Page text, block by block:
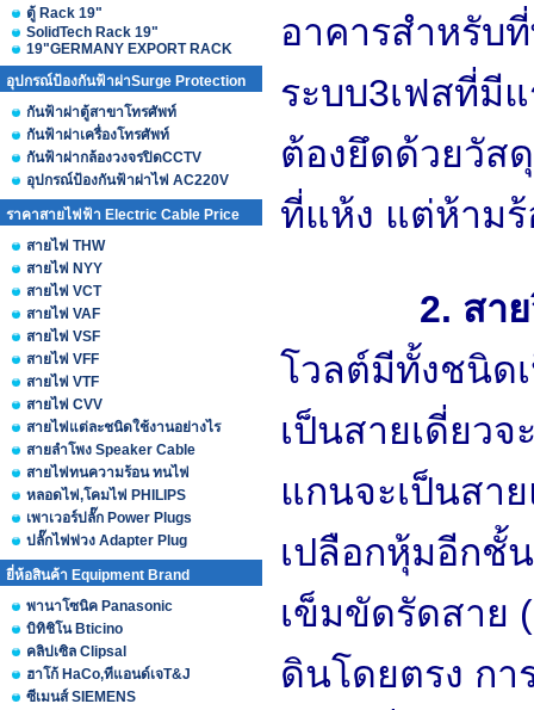
ตู้ Rack 19"
SolidTech Rack 19"
19"GERMANY EXPORT RACK
อุปกรณ์ป้องกันฟ้าผ่าSurge Protection
กันฟ้าผ่าตู้สาขาโทรศัพท์
กันฟ้าผ่าเครื่องโทรศัพท์
กันฟ้าผ่ากล้องวงจรปิดCCTV
อุปกรณ์ป้องกันฟ้าผ่าไฟ AC220V
ราคาสายไฟฟ้า Electric Cable Price
สายไฟ THW
สายไฟ NYY
สายไฟ VCT
สายไฟ VAF
สายไฟ VSF
สายไฟ VFF
สายไฟ VTF
สายไฟ CVV
สายไฟแต่ละชนิดใช้งานอย่างไร
สายลำโพง Speaker Cable
สายไฟทนความร้อน ทนไฟ
หลอดไฟ,โคมไฟ PHILIPS
เพาเวอร์ปลั๊ก Power Plugs
ปลั๊กไฟพ่วง Adapter Plug
ยี่ห้อสินค้า Equipment Brand
พานาโซนิค Panasonic
บิทิชิโน Bticino
คลิปเซิล Clipsal
ฮาโก้ HaCo,ทีแอนด์เจT&J
ซีเมนส์ SIEMENS
อาคารสำหรับ
ระบบ3เฟสที่มี
ต้องยึดด้วยวัส
ที่แห้ง แต่ห้าม
2. สา
โวลต์มีทั้งชนิด
เป็นสายเดี่ยว
แกนจะเป็นสา
เปลือกหุ้มอีกชั้
เข็มขัดรัดสาย
ดินโดยตรง กา